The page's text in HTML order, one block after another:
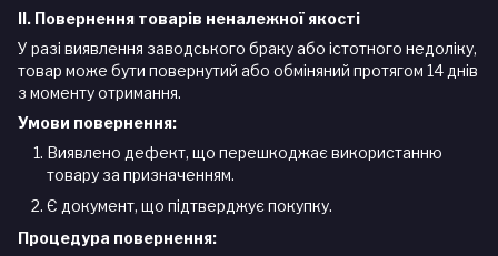
II. Повернення товарів неналежної якості
У разі виявлення заводського браку або істотного недоліку,
товар може бути повернутий або обміняний протягом 14 днів
з моменту отримання.
Умови повернення:
Виявлено дефект, що перешкоджає використанню
товару за призначенням.
Є документ, що підтверджує покупку.
Процедура повернення: